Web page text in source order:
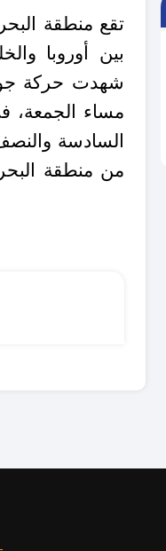
تقع منطقة
بين أوروبا
شهدت حركة
مساء الجمعة،
السادسة
من منطقة